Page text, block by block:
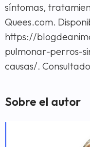
síntomas,
Quees.com.
https://
pulmonar-perros-
causas/.
Sobre el autor